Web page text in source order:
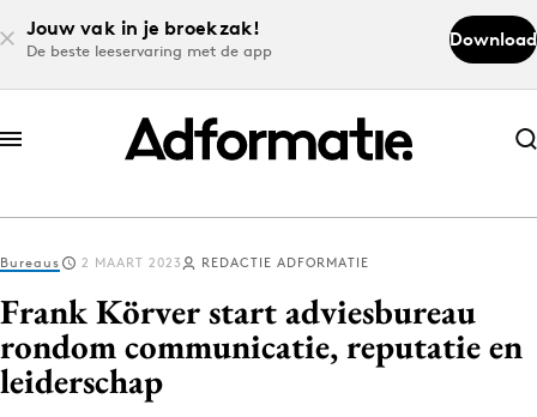
Jouw vak in je broekzak!
De beste leeservaring met de app
Download
Abonneer nu
Abonneer nu
Log in
Download de app
Volg het laatste nieuws via de Adformatie
Bureaus 2 MAART 2023 REDACTIE ADFORMATIE
Frank Körver start adviesbureau
rondom communicatie, reputatie en
leiderschap